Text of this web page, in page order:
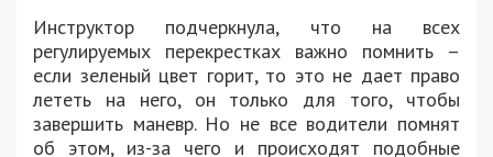
Инструктор подчеркнула, что на всех
регулируемых перекрестках важно помнить –
если зеленый цвет горит, то это не дает право
лететь на него, он только для того, чтобы
завершить маневр. Но не все водители помнят
об этом, из-за чего и происходят подобные